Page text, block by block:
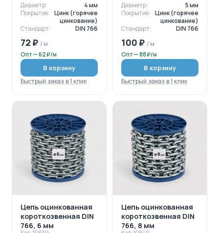
Диаметр:
4 мм
Покрытие:
Цинк (горячее
цинкование)
Стандарт:
DIN 766
72 ₽ / м
Опт — 62 ₽/м
В корзину
Быстрый заказ в 1 клик
Диаметр:
5 мм
Покрытие:
Цинк (горячее
цинкование)
Стандарт:
DIN 766
100 ₽ / м
Опт — 88 ₽/м
В корзину
Быстрый заказ в 1 клик
Цепь оцинкованная
короткозвенная DIN
766, 6 мм
Цепь оцинкованная
короткозвенная DIN
766, 8 мм